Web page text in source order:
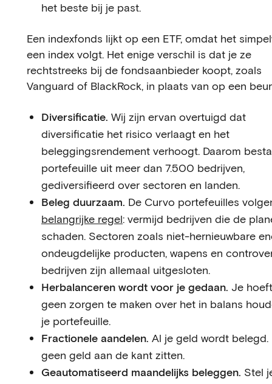
het beste bij je past.
Een indexfonds lijkt op een ETF, omdat het
een index volgt. Het enige verschil is dat je ze
rechtstreeks bij de fondsaanbieder koopt, zoals
Vanguard of BlackRock, in plaats van op een
Diversificatie. Wij zijn ervan overtuigd dat
diversificatie het risico verlaagt en het
beleggingsrendement verhoogt. Daarom
portefeuille uit meer dan 7.500 bedrijven,
gediversifieerd over sectoren en landen.
Beleg duurzaam. De Curvo portefeuilles
belangrijke regel: vermijd bedrijven die de
schaden. Sectoren zoals niet-hernieuwbare
ondeugdelijke producten, wapens en
bedrijven zijn allemaal uitgesloten.
Herbalanceren wordt voor je gedaan. Je
geen zorgen te maken over het in balans
je portefeuille.
Fractionele aandelen. Al je geld wordt belegd.
geen geld aan de kant zitten.
Geautomatiseerd maandelijks beleggen. Stel